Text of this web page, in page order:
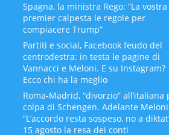
Spagna, la ministra Rego: “La vostra
premier calpesta le regole per
compiacere Trump”
Partiti e social, Facebook feudo del
centrodestra: in testa le pagine di
Vannacci e Meloni. E su Instagram?
Ecco chi ha la meglio
Roma-Madrid, “divorzio” all’italiana
colpa di Schengen. Adelante
“L’accordo resta sospeso, no a
15 agosto la resa dei conti